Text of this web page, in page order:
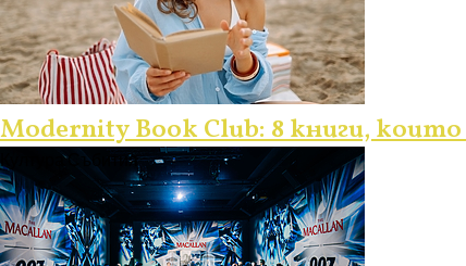
Modernity Book Club: 8 книги,
Култура Събития